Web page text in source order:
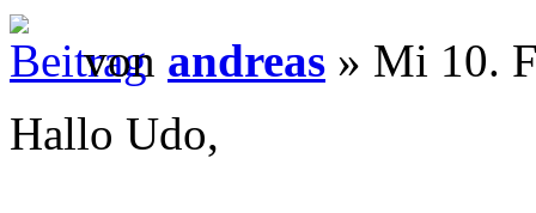
von andreas » Mi 10.
Hallo Udo,